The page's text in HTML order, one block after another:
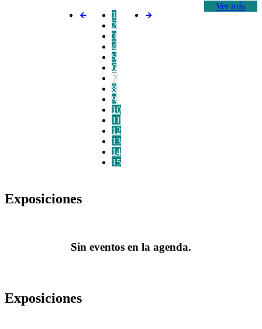
Ver más
1
2
3
4
5
6
7
8
9
10
11
12
13
14
15
Exposiciones
Sin eventos en la agenda.
Exposiciones